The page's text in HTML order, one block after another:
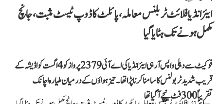
ایئر انڈیا فلائٹ ٹربلنس معاملہ، پائلٹ کا ڈوپ ٹیسٹ مثبت، جانچ
مکمل ہونے تک ہٹایا گیا
فوکیٹ سے دہلی واپس آ رہی ایئر انڈیا کی اے آئی 2379 پرواز کو 4 اگست کو اڈیشہ کے
قریب شدید ٹربولنس کا سامنا کرنا پڑا تھا۔ تیز ہواؤں کے درمیان طیارہ اچانک
تقریباً 300 فٹ نیچے آ گیا تھا